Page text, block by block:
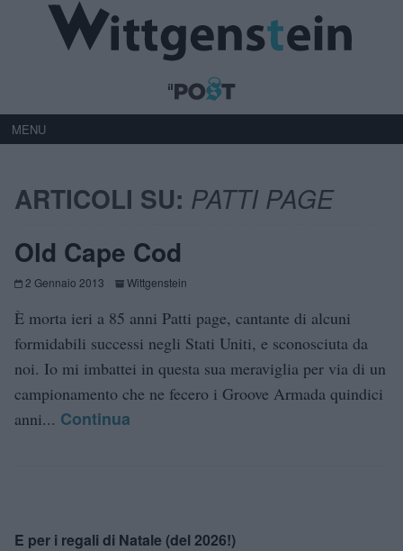
MENU
ARTICOLI SU: PATTI PAGE
Old Cape Cod
2 Gennaio 2013 Wittgenstein
È morta ieri a 85 anni Patti page, cantante di alcuni
formidabili successi negli Stati Uniti, e sconosciuta da
noi. Io mi imbattei in questa sua meraviglia per via di un
campionamento che ne fecero i Groove Armada quindici
anni... Continua
E per i regali di Natale (del 2026!)